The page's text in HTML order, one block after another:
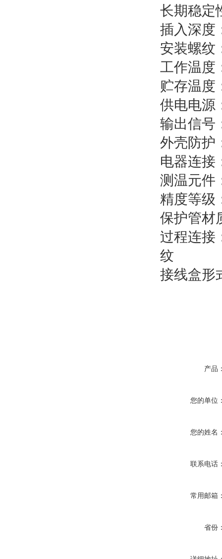
长期稳定
插入深度
安装螺纹
工作温度
贮存温度
供电电源
输出信号
外壳防护
电器连接
测温元件
精度等级
保护管材
过程连接
纹
接线盒形
产品
您的单位
您的姓名
联系电话
常用邮箱
省份